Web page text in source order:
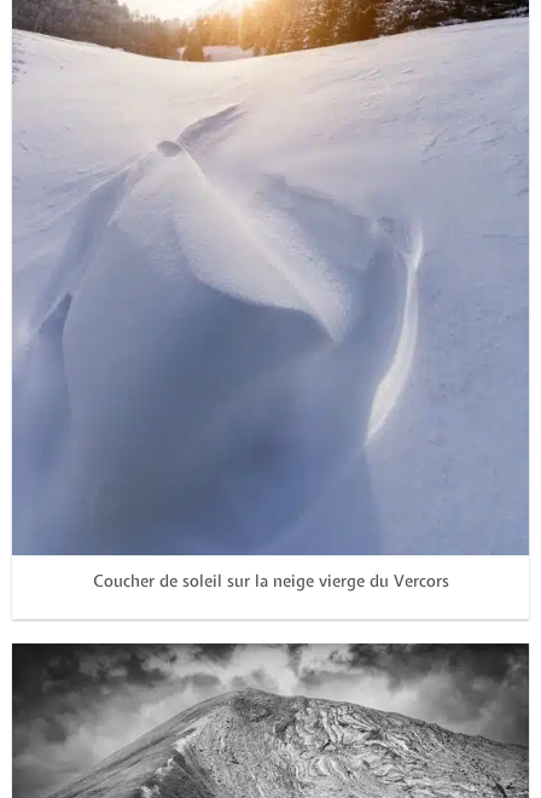
Coucher de soleil sur la neige vierge du Vercors